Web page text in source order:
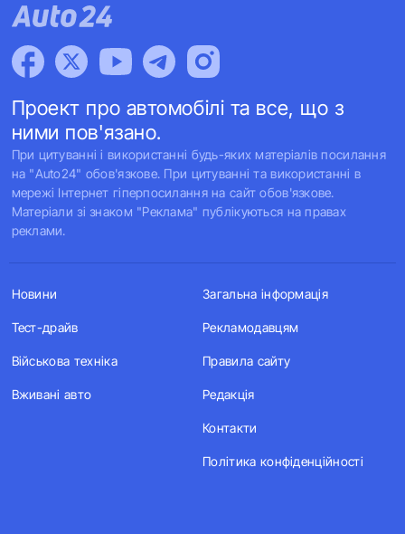
Проект про автомобілі та все, що з
ними пов'язано.
При цитуванні і використанні будь-яких матеріалів посилання
на "Auto24" обов'язкове. При цитуванні та використанні в
мережі Інтернет гіперпосилання на сайт обов'язкове.
Матеріали зі знаком "Реклама" публікуються на правах
реклами.
Новини
Тест-драйв
Військова техніка
Вживані авто
Загальна інформація
Рекламодавцям
Правила сайту
Редакція
Контакти
Політика конфіденційності